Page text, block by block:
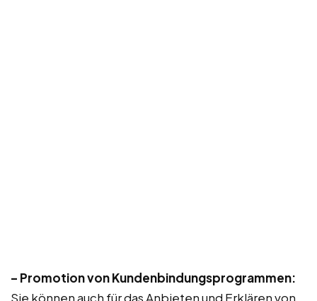
– Promotion von Kundenbindungsprogrammen:
Sie können auch für das Anbieten und Erklären von